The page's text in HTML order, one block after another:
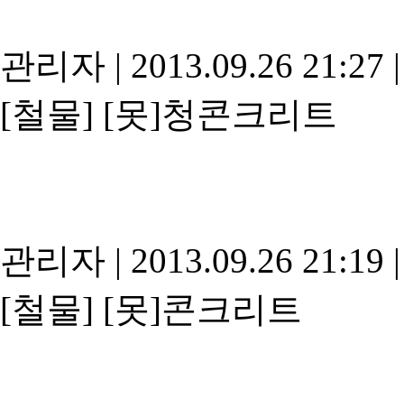
관리자 | 2013.09.26 21:27 |
[철물] [못]청콘크리트
관리자 | 2013.09.26 21:19 |
[철물] [못]콘크리트